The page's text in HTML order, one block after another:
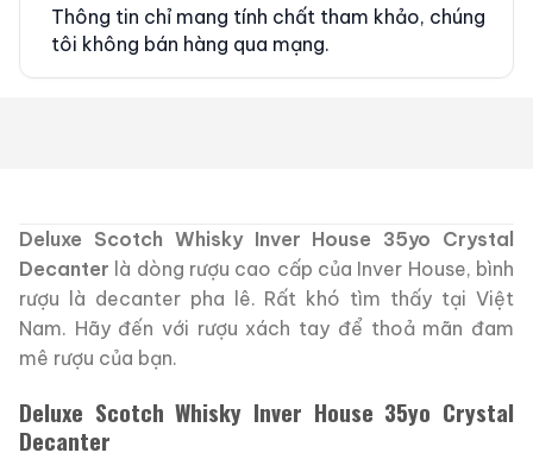
Thông tin chỉ mang tính chất tham khảo, chúng
tôi không bán hàng qua mạng.
Deluxe Scotch Whisky Inver House 35yo Crystal
Decanter là dòng rượu cao cấp của Inver House, bình
rượu là decanter pha lê. Rất khó tìm thấy tại Việt
Nam. Hãy đến với rượu xách tay để thoả mãn đam
mê rượu của bạn.
Deluxe Scotch Whisky Inver House 35yo Crystal
Decanter